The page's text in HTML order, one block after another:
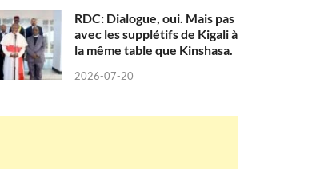
RDC: Dialogue, oui. Mais pas
avec les supplétifs de Kigali à
la même table que Kinshasa.
2026-07-20